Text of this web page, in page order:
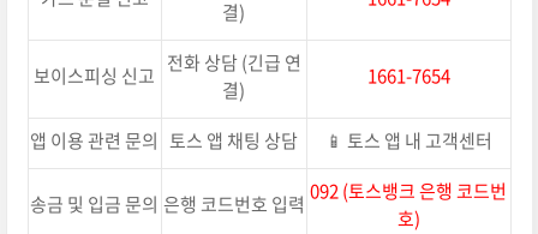
결)
보이스피싱 신고 전화 상담 (긴급 연
결)
1661-7654
앱 이용 관련 문의 토스 앱 채팅 상담 📱 토스 앱 내 고객센터
송금 및 입금 문의 은행 코드번호 입력 092 (토스뱅크 은행 코드번
호)